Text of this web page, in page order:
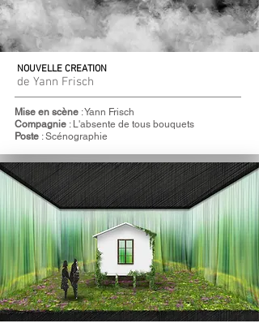
NOUVELLE CREATION
de Yann Frisch
Mise en scène : Yann Frisch
Compagnie : L'absente de tous bouquets
Poste : Scénographie